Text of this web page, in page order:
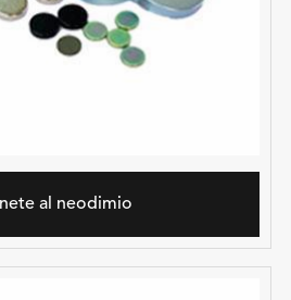
al neodimio